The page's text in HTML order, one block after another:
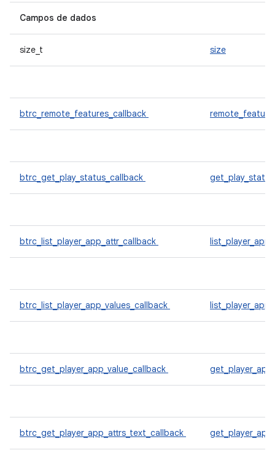
Campos de dados
size_t size
btrc_remote_features_callback
btrc_get_play_status_callback
btrc_list_player_app_attr_callback
btrc_list_player_app_values_callback
btrc_get_player_app_value_callback
btrc_get_player_app_attrs_text_callback